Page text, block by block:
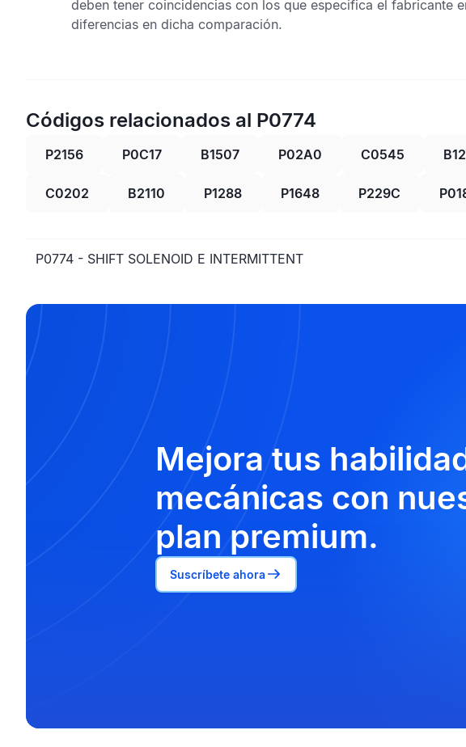
deben tener coincidencias con los que especifica el fabricante
diferencias en dicha comparación.
Códigos relacionados al P0774
P2156 P0C17 B1507 P02A0 C0545
C0202 B2110 P1288 P1648 P229C
P0774 - SHIFT SOLENOID E INTERMITTENT
Mejora tus
mecánicas con
plan premium.
Suscríbete ahora